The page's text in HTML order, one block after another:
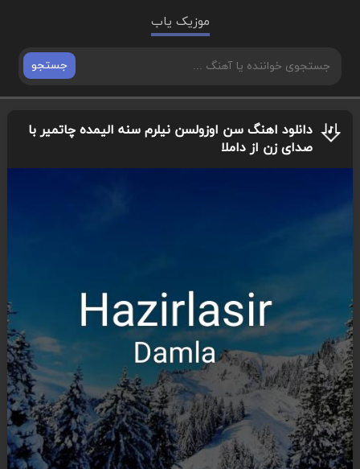
موزیک یاب
جستجو
دانلود اهنگ سن اوزولسن نیلرم سنه الیمده چاتمیر با
صدای زن از داملا